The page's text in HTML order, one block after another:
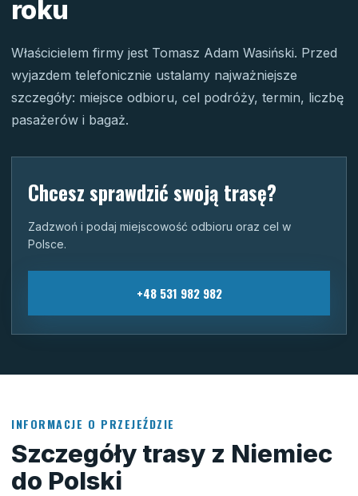
roku
Właścicielem firmy jest Tomasz Adam Wasiński. Przed
wyjazdem telefonicznie ustalamy najważniejsze
szczegóły: miejsce odbioru, cel podróży, termin, liczbę
pasażerów i bagaż.
Chcesz sprawdzić swoją trasę?
Zadzwoń i podaj miejscowość odbioru oraz cel w
Polsce.
+48 531 982 982
INFORMACJE O PRZEJEŹDZIE
Szczegóły trasy z Niemiec
do Polski